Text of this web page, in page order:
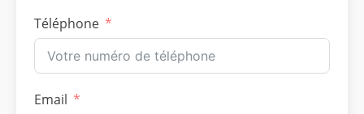
Téléphone
Email